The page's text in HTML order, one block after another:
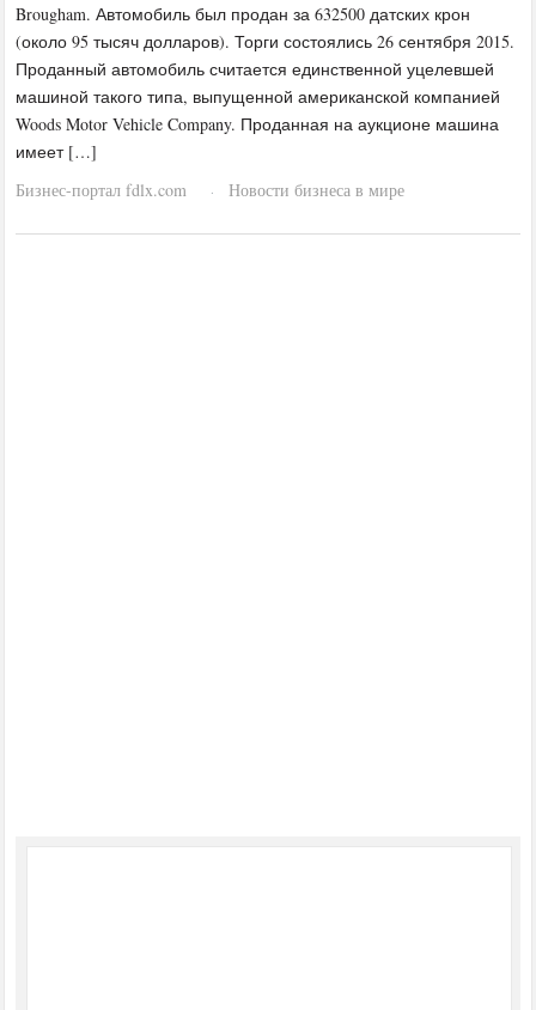
Brougham. Автомобиль был продан за 632500 датских крон
(около 95 тысяч долларов). Торги состоялись 26 сентября 2015.
Проданный автомобиль считается единственной уцелевшей
машиной такого типа, выпущенной американской компанией
Woods Motor Vehicle Company. Проданная на аукционе машина
имеет […]
Бизнес-портал fdlx.com
· Новости бизнеса в мире